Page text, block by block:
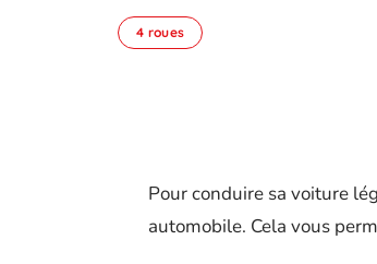
4 roues
Pour conduire sa voiture
automobile. Cela vous